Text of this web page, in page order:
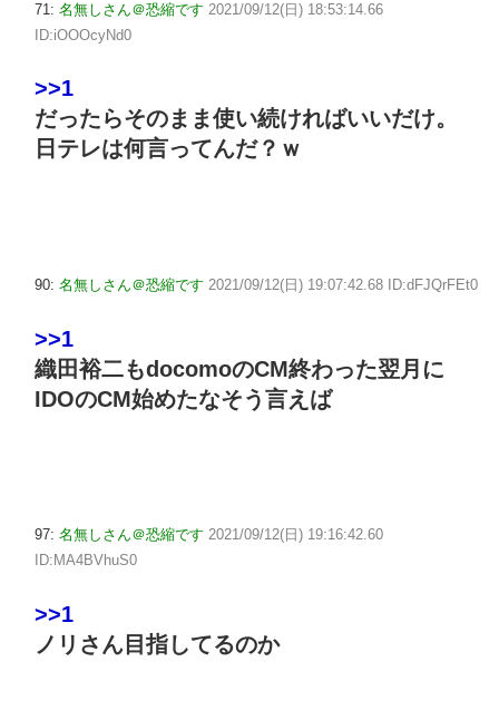
71: 名無しさん＠恐縮です 2021/09/12(日) 18:53:14.66
ID:iOOOcyNd0
>>1
だったらそのまま使い続ければいいだけ。
日テレは何言ってんだ？ｗ
90: 名無しさん＠恐縮です 2021/09/12(日) 19:07:42.68 ID:dFJQrFEt0
>>1
織田裕二もdocomoのCM終わった翌月に
IDOのCM始めたなそう言えば
97: 名無しさん＠恐縮です 2021/09/12(日) 19:16:42.60
ID:MA4BVhuS0
>>1
ノリさん目指してるのか